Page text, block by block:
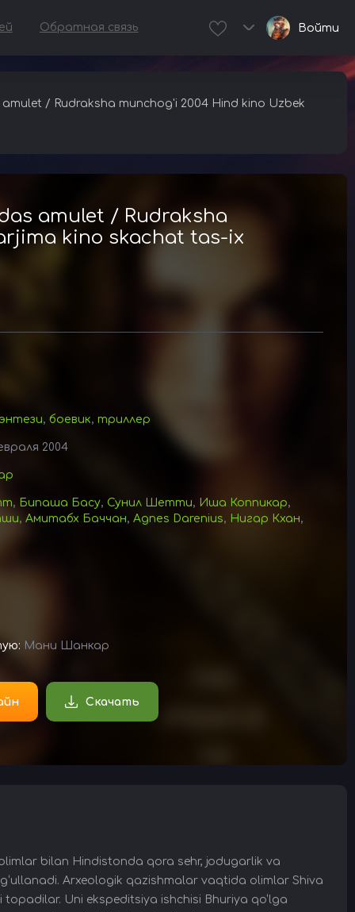
Обратная связь Войти
/ Rudraksha munchog'i 2004 Hind kino Uzbek
amulet / Rudraksha
kino skachat tas-ix
, боевик, триллер
2004
, Бипаша Басу, Сунил Шетти, Иша Коппикар,
, Амитабх Баччан, Agnes Darenius, Нигар Кхан,
Мани Шанкар
Скачать
bilan Hindistonda qora sehr, jodugarlik va
Arxeologik qazishmalar vaqtida olimlar Shiva
Uni ekspeditsiya ishchisi Bhuriya qo‘lga